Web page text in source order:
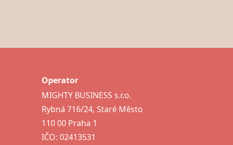
Operator
MIGHTY BUSINESS s.r.o.
Rybná 716/24, Staré Město
110 00 Praha 1
IČO: 02413531